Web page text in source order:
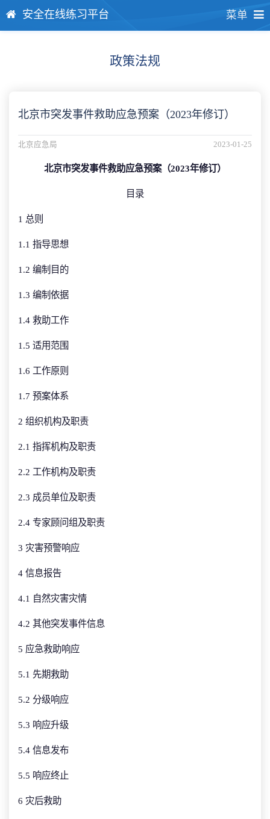
安全在线练习平台 菜单
政策法规
北京市突发事件救助应急预案（2023年修订）
北京应急局 2023-01-25
北京市突发事件救助应急预案（2023年修订）
目录
1 总则
1.1 指导思想
1.2 编制目的
1.3 编制依据
1.4 救助工作
1.5 适用范围
1.6 工作原则
1.7 预案体系
2 组织机构及职责
2.1 指挥机构及职责
2.2 工作机构及职责
2.3 成员单位及职责
2.4 专家顾问组及职责
3 灾害预警响应
4 信息报告
4.1 自然灾害灾情
4.2 其他突发事件信息
5 应急救助响应
5.1 先期救助
5.2 分级响应
5.3 响应升级
5.4 信息发布
5.5 响应终止
6 灾后救助